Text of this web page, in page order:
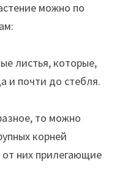
можно по
листья, которые,
и почти до стебля.
то можно
корней
них прилегающие